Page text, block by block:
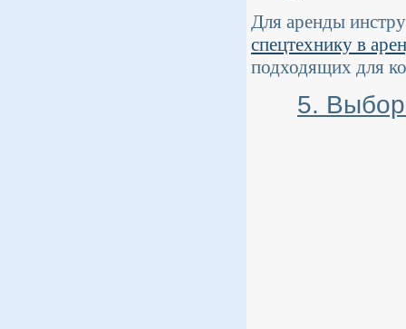
Для аренды
спецтехнику в
подходящих для
5.